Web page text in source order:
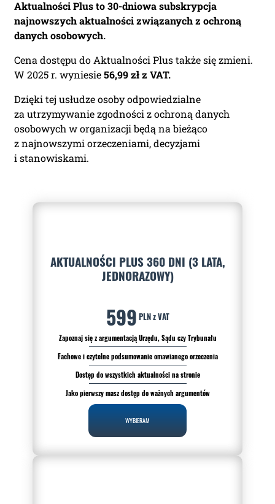
Administratorem Pani/Pana danych osobowych jest
Piotr Liwszic prowadzący działalność gospodarczą
jawneprzezpoufne Piotr Liwszic z siedzibą przy
ul. Grzybowskiej 43, 00-855 Warszawa, NIP: 521-332-36-
Dane osobowe będą przetwarzane w celu realizacji
dostępu do serwisu. Każdej osobie przysługuje prawo
dostępu do swoich danych osobowych, ich
sprostowania, usunięcia, ograniczenia przetwarzania,
przenoszenia, wniesienia sprzeciwu wobec ich
przetwarzania oraz wniesienia skargi do Prezesa
Aktualności Plus to 30-dniowa subskrypcja
najnowszych aktualności związanych z ochroną
danych osobowych.
Cena dostępu do Aktualności Plus także się zmieni.
W 2025 r. wyniesie56,99 zł z VAT.
Dzięki tej usłudze osoby odpowiedzialne
za utrzymywanie zgodności z ochroną danych
osobowych w organizacji będą na bieżąco
z najnowszymi orzeczeniami, decyzjami
i stanowiskami.
AKTUALNOŚCI PLUS 360 DNI (3 LATA,
JEDNORAZOWY)
599 PLN z VAT
Zapoznaj się z argumentacją Urzędu, Sądu czy Trybunału
Fachowe i czytelne podsumowanie omawianego orzeczenia
Dostęp do wszystkich aktualności na stronie
Jako pierwszy masz dostęp do ważnych argumentów
WYBIERAM